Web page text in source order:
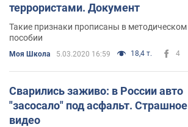
террористами. Документ
Такие признаки прописаны в методическом
пособии
Моя Школа 5.03.2020 16:59 18,4 т. 4
Сварились заживо: в России авто
"засосало" под асфальт. Страшное
видео